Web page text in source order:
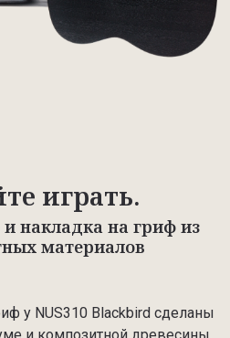
играть.
накладка на гриф из
материалов
у NUS310 Blackbird сделаны